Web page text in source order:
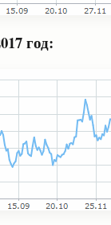
год: